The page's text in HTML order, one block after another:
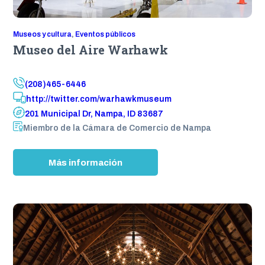
n
e
r
Museos y cultura, Eventos públicos
Museo del Aire Warhawk
(208)465-6446
http://twitter.com/warhawkmuseum
201 Municipal Dr, Nampa, ID 83687
Miembro de la Cámara de Comercio de Nampa
Más información:
W
h
a
w
k
A